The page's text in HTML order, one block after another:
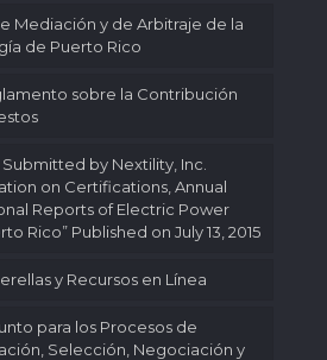
Mediación y de Arbitraje de la
de Puerto Rico
sobre la Contribución
by Nextility, Inc.
on Certifications, Annual
Reports of Electric Power
Rico” Published on July 13, 2015
y Recursos en Línea
para los Procesos de
Selección, Negociación y